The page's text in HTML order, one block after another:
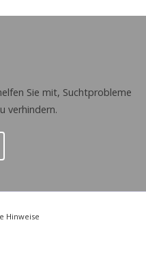
Sie mit, Suchtprobleme
verhindern.
Hinweise